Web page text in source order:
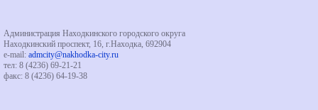
Администрация Находкинского городского округа
Находкинский проспект, 16, г.Находка, 692904
e-mail: admcity@nakhodka-city.ru
тел: 8 (4236) 69-21-21
факс: 8 (4236) 64-19-38